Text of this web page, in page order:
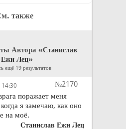
также
Автора «Станислав
Ежи Лец»
ещё 19 результатов
14:30
№2170
поражает меня
я замечаю, как оно
на моё.
Станислав Ежи Лец